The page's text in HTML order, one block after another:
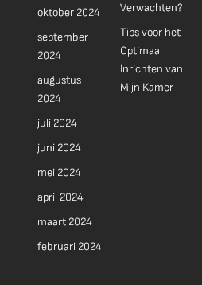
oktober 2024
september
2024
augustus
2024
juli 2024
juni 2024
mei 2024
april 2024
maart 2024
februari 2024
Verwachten?
Tips voor het
Optimaal
Inrichten van
Mijn Kamer